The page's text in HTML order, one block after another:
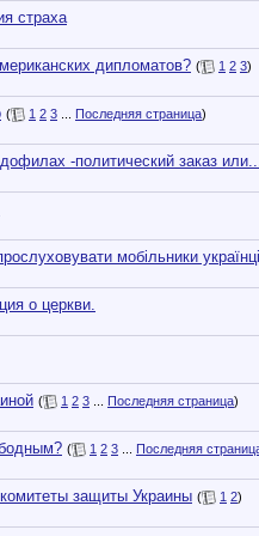
страха
дипломатов? ( 1 2 3)
( 1 2 3 Последняя страница)
-политический заказ
мобільники
о церкви.
( 1 2 3 Последняя страница)
( 1 2 3 Последняя
защиты Украины ( 1 2)